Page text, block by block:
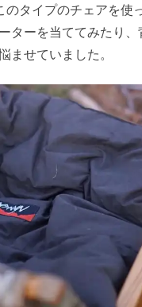
タイプのチェアを使
ターを当ててみたり
ませていました。